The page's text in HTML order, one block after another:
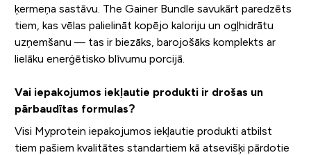
ķermeņa sastāvu. The Gainer Bundle savukārt paredzēts
tiem, kas vēlas palielināt kopējo kaloriju un ogļhidrātu
uzņemšanu — tas ir biezāks, barojošāks komplekts ar
lielāku enerģētisko blīvumu porcijā.
Vai iepakojumos iekļautie produkti ir drošas un
pārbaudītas formulas?
Visi Myprotein iepakojumos iekļautie produkti atbilst
tiem pašiem kvalitātes standartiem kā atsevišķi pārdotie